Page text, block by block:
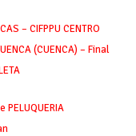
– CIFPPU CENTRO
(CUENCA) – Final